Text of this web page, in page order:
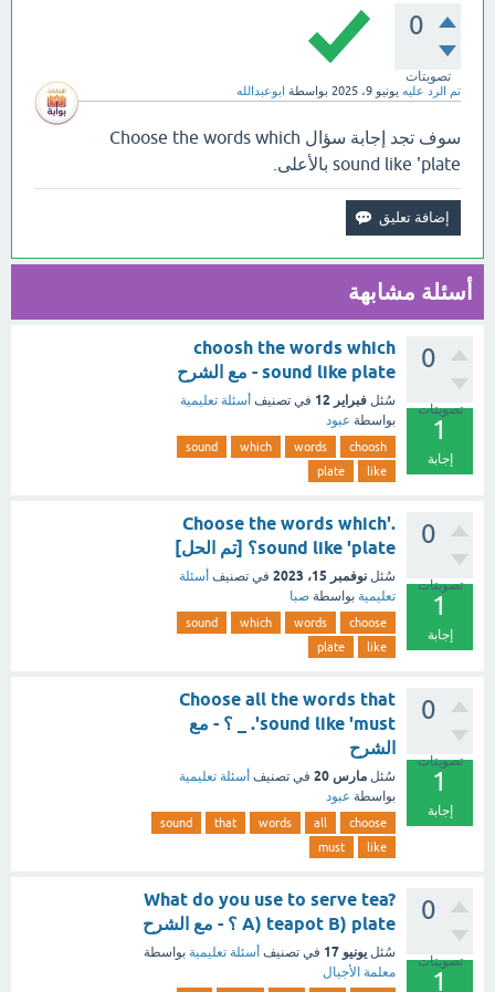
0
تصويتات
تم الرد عليه يونيو 9، 2025 بواسطة ابوعبدالله
سوف تجد إجابة سؤال Choose the words which
sound like 'plate بالأعلى.
أسئلة مشابهة
0
تصويتات
1
إجابة
choosh the words which
sound like plate - مع الشرح
سُئل فبراير 12 في تصنيف أسئلة تعليمية
بواسطة عبود
choosh
words
which
sound
like
plate
0
تصويتات
1
إجابة
.'Choose the words which
sound like 'plate؟ [تم الحل]
سُئل نوفمبر 15، 2023 في تصنيف أسئلة
تعليمية بواسطة صبا
choose
words
which
sound
like
plate
0
تصويتات
1
إجابة
Choose all the words that
sound like 'must'. _ ؟ - مع
الشرح
سُئل مارس 20 في تصنيف أسئلة تعليمية
بواسطة عبود
choose
all
words
that
sound
like
must
0
تصويتات
1
What do you use to serve tea?
A) teapot B) plate ؟ - مع الشرح
سُئل يونيو 17 في تصنيف أسئلة تعليمية بواسطة
معلمة الأجيال